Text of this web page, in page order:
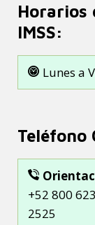
Horarios
IMSS:
Lunes a
Teléfono
+52 800
2525